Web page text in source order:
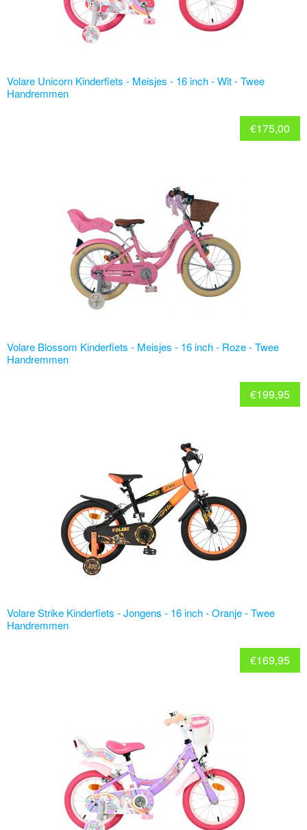
Volare Unicorn Kinderfiets - Meisjes - 16 inch - Wit - Twee
Handremmen
€175,00
Volare Blossom Kinderfiets - Meisjes - 16 inch - Roze - Twee
Handremmen
€199,95
Volare Strike Kinderfiets - Jongens - 16 inch - Oranje - Twee
Handremmen
€169,95